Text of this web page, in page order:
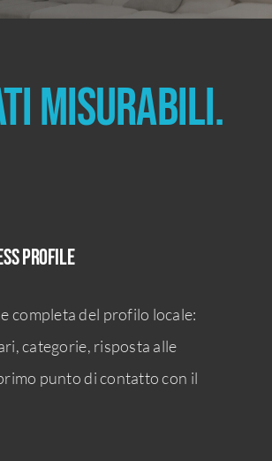
misurabili.
Profile
completa del profilo locale:
categorie, risposta alle
punto di contatto con il